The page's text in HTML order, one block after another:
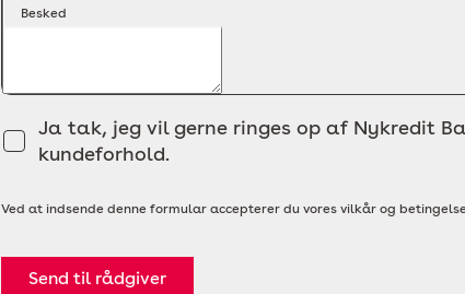
Besked
Ja tak, jeg vil gerne ringes op af Nykredit
kundeforhold.
Ved at indsende denne formular accepterer du vores vilkår og
Send til rådgiver